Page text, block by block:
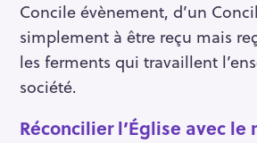
Concile évènement, d’un
simplement à être reçu mais
les ferments qui travaillent
société.
Réconcilier l’Église avec le
r
c
h
e